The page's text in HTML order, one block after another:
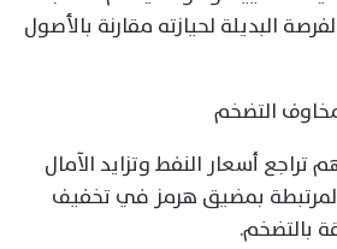
البديلة لحيازته مقارنة بالأصول
التضخم
أسعار النفط وتزايد الآمال
المرتبطة بمضيق هرمز في تخفيف
بالتضخم.